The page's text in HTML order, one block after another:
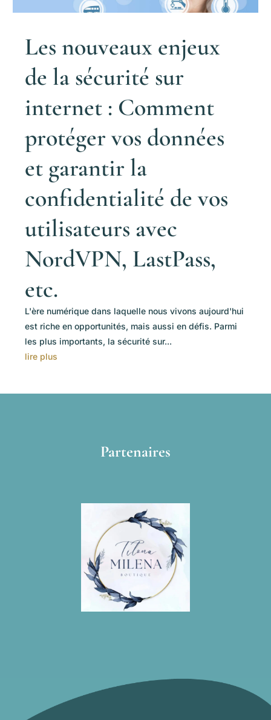
Les nouveaux enjeux
de la sécurité sur
internet : Comment
protéger vos données
et garantir la
confidentialité de vos
utilisateurs avec
NordVPN, LastPass,
etc.
L'ère numérique dans laquelle nous vivons aujourd'hui
est riche en opportunités, mais aussi en défis. Parmi
les plus importants, la sécurité sur...
lire plus
Partenaires